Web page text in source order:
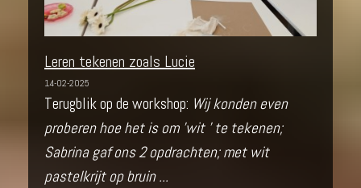
Leren tekenen zoals Lucie
14-02-2025
Terugblik op de workshop: Wij konden even
proberen hoe het is om 'wit ' te tekenen;
Sabrina gaf ons 2 opdrachten; met wit
pastelkrijt op bruin ...